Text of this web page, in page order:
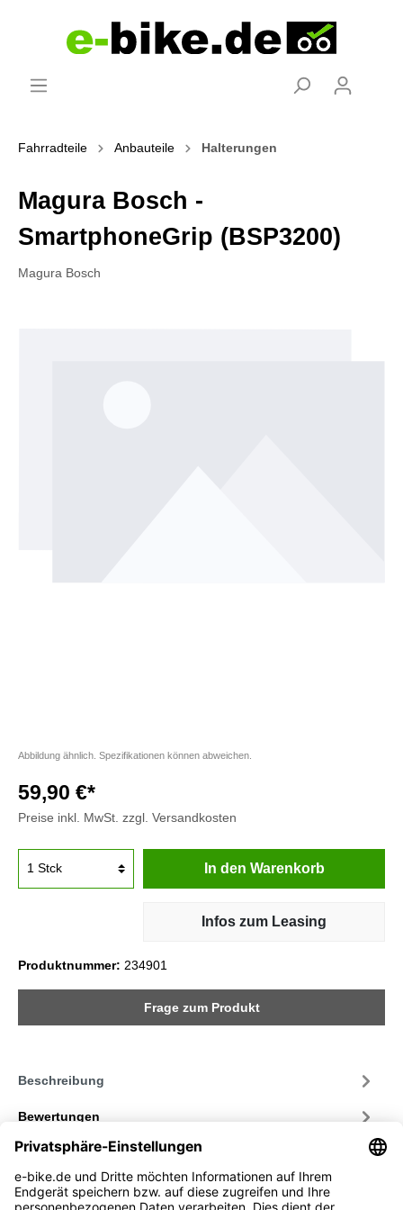
Fahrradteile Anbauteile Halterungen
Magura Bosch -
SmartphoneGrip (BSP3200)
Magura Bosch
Abbildung ähnlich. Spezifikationen können abweichen.
59,90 €*
Preise inkl. MwSt. zzgl. Versandkosten
In den Warenkorb
Infos zum Leasing
Produktnummer: 234901
Frage zum Produkt
Beschreibung
Bewertungen
Service-Hotline